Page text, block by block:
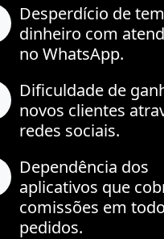
Desperdício de
dinheiro com
no WhatsApp.
Dificuldade de
novos clientes
redes sociais.
Dependência dos
aplicativos que
comissões em
pedidos.